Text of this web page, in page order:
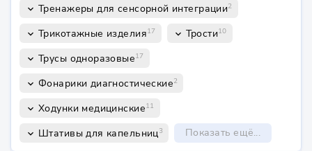
keyboard_arrow_down Тренажеры для сенсорной интеграции2
keyboard_arrow_down Трикотажные изделия17 keyboard_arrow_down Трости10
keyboard_arrow_down Трусы одноразовые17
keyboard_arrow_down Фонарики диагностические2
keyboard_arrow_down Ходунки медицинские11
keyboard_arrow_down Штативы для капельниц3 Показать ещё...